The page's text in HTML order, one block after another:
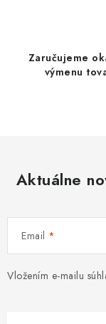
Zaručujeme
výmenu
Aktuálne
Email
Vložením e-mailu